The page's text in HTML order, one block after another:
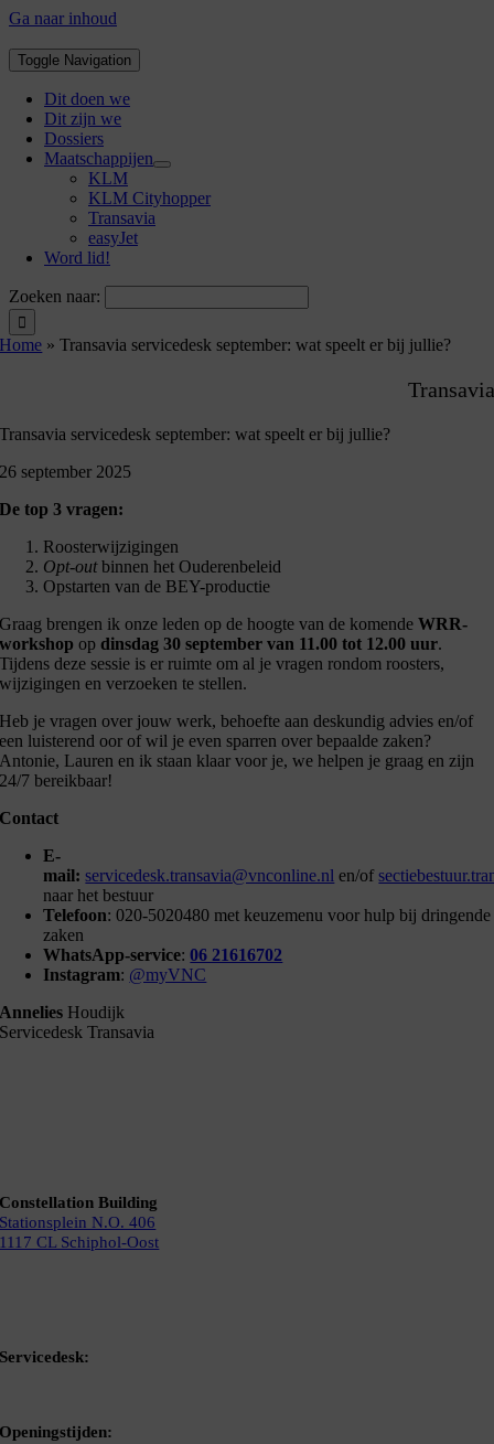
Ga naar inhoud
Toggle Navigation
Dit doen we
Dit zijn we
Dossiers
Maatschappijen
KLM
KLM Cityhopper
Transavia
easyJet
Word lid!
Zoeken naar:
Home »Transavia servicedesk september: wat speelt er bij jullie?
Transavia
Transavia servicedesk september: wat speelt er bij jullie?
26 september 2025
De top 3 vragen:
Roosterwijzigingen
Opt-outbinnen het Ouderenbeleid
Opstarten van de BEY-productie
Graag brengen ik onze leden op de hoogte van de komendeWRR-
workshop opdinsdag 30 september van 11.00 tot 12.00 uur.
Tijdens deze sessie is er ruimte om al je vragen rondom roosters,
wijzigingen en verzoeken te stellen.
Heb je vragen over jouw werk, behoefte aan deskundig advies en/of
een luisterend oor of wil je even sparren over bepaalde zaken?
Antonie, Lauren en ik staan klaar voor je, we helpen je graag en zijn
24/7 bereikbaar!
Contact
E-
mail: servicedesk.transavia@vnconline.nl en/of
naar het bestuur
Telefoon: 020-5020480 met keuzemenu voor hulp bij dringende
zaken
WhatsApp-service:06 21616702
Instagram: @myVNC
Annelies Houdijk
Servicedesk Transavia
Constellation Building
Stationsplein N.O. 406
1117 CL Schiphol-Oost
Servicedesk:
Openingstijden: